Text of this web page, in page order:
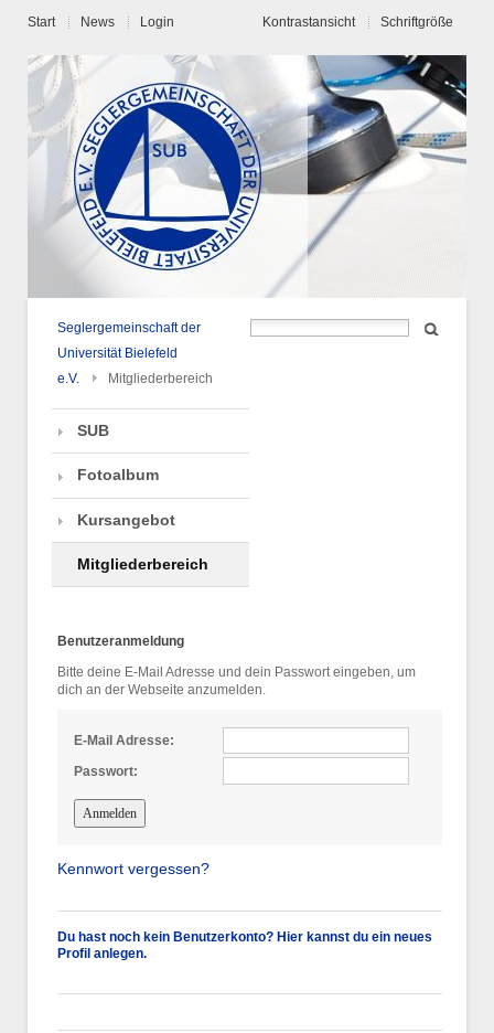
Start News Login Kontrastansicht Schriftgröße
Seglergemeinschaft der
Universität Bielefeld
e.V.
Mitgliederbereich
SUB
Fotoalbum
Kursangebot
Mitgliederbereich
Benutzeranmeldung
Bitte deine E-Mail Adresse und dein Passwort eingeben, um
dich an der Webseite anzumelden.
E-Mail Adresse:
Passwort:
Kennwort vergessen?
Du hast noch kein Benutzerkonto? Hier kannst du ein neues
Profil anlegen.